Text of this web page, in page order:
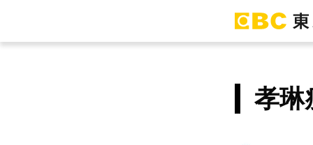
孝琳